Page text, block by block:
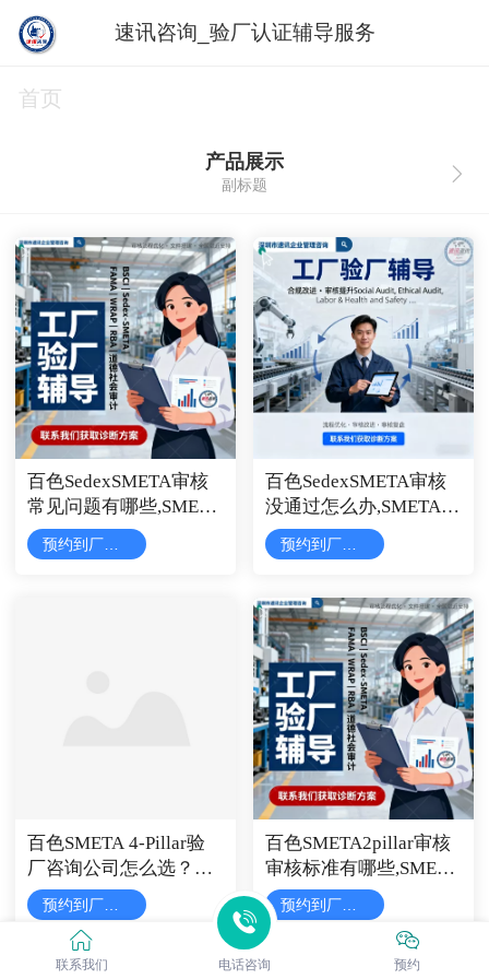
速讯咨询_验厂认证辅导服务
首页
产品展示
副标题
百色SedexSMETA审核
常见问题有哪些,SMETA
认证
百色SedexSMETA审核
没通过怎么办,SMETA标
准
预约到厂评估
百色SMETA 4-Pillar验
厂咨询公司怎么选？本
地到厂辅导差异
百色SMETA2pillar审核
审核标准有哪些,SMETA
报告要求
预约到厂评估
联系我们 电话咨询 预约